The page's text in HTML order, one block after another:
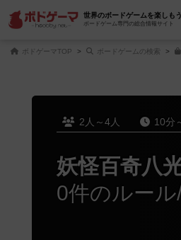
世界のボードゲームを楽しもう
ボードゲーム専門の総合情報サイト
ボドゲーマTOP ボードゲームの検索
2人～4人 10分
妖怪百奇八
0件のルール